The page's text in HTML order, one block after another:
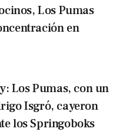
Los Pumas
en
Los Pumas, con un
Isgró, cayeron
los Springoboks